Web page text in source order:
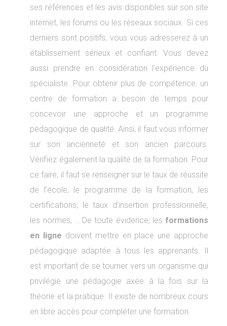
ses références et les avis disponibles sur son site
internet, les forums ou les réseaux sociaux. Si ces
derniers sont positifs, vous vous adresserez à un
établissement sérieux et confiant. Vous devez
aussi prendre en considération l’expérience du
spécialiste. Pour obtenir plus de compétence, un
centre de formation a besoin de temps pour
concevoir une approche et un programme
pédagogique de qualité. Ainsi, il faut vous informer
sur son ancienneté et son ancien parcours.
Vérifiez également la qualité de la formation. Pour
ce faire, il faut se renseigner sur le taux de réussite
de l’école, le programme de la formation, les
certifications, le taux d’insertion professionnelle,
les normes, … De toute évidence, les formations
en ligne doivent mettre en place une approche
pédagogique adaptée à tous les apprenants. Il
est important de se tourner vers un organisme qui
privilégie une pédagogie axée à la fois sur la
théorie et la pratique. Il existe de nombreux cours
en libre accès pour compléter une formation.